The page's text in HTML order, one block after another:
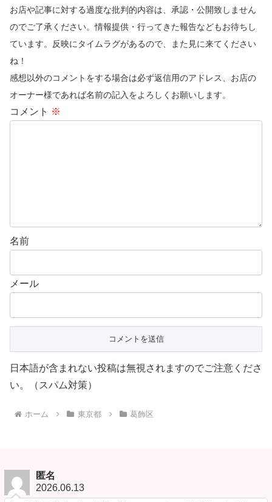
お店や記事に対する過度な批判的内容は、承認・公開致しません
のでご了承ください。情報提供・行ってきた報告などもお待ちし
ています。反映にタイムラグがあるので、また見に来てください
ね！
感想以外のコメントをする場合は必ず返信用のアドレス、お店の
オーナー様であれば名前の記入をよろしくお願いします。
コメント ※
名前
メール
日本語が含まれない投稿は無視されますのでご注意くださ
い。（スパム対策）
ホーム 東京都 葛飾区
匿名
2026.06.13